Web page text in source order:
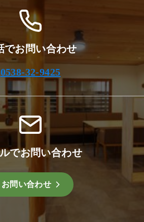
でお問い合わせ
0538-32-9425
でお問い合わせ
お問い合わせ